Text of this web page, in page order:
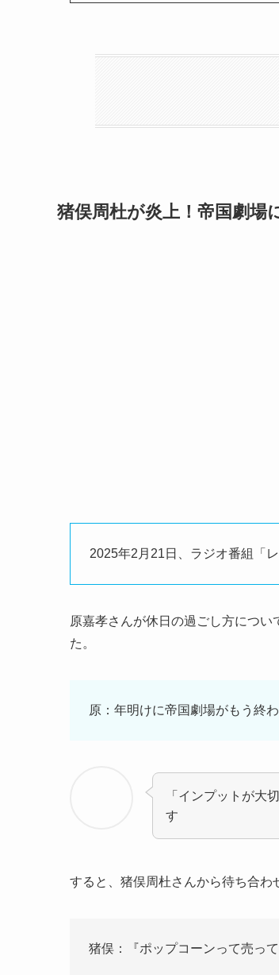
猪俣周杜が炎上！ 帝国劇場
2025年2月21日、ラジオ番組「
原嘉孝さんが休日の過ごし方につい
た。
原：年明けに帝国劇場がもう終
「 インプットが大
す
すると、猪俣周杜さんから待ち合わ
猪俣：『ポップコーンって売って